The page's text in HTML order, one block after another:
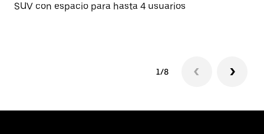
SUV con espacio para hasta 4 usuarios
1/8